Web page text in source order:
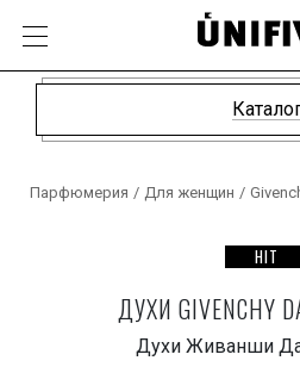
Парфюмерия / Для женщин /
HIT
ДУХИ GIVENCHY
Духи Живанши